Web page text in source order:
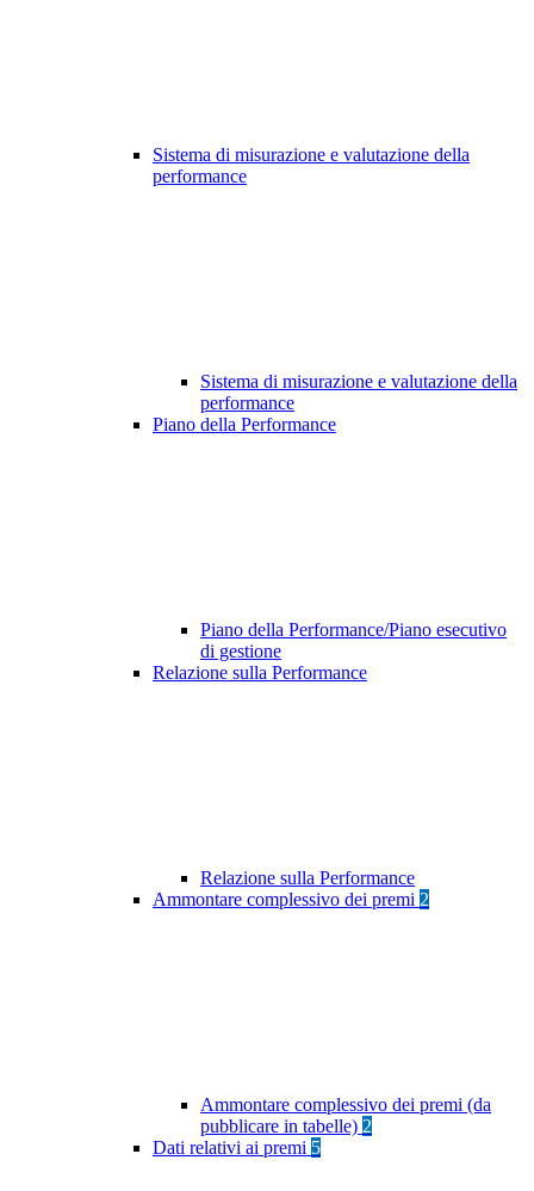
Sistema di misurazione e valutazione della
performance
Sistema di misurazione e valutazione della
performance
Piano della Performance
Piano della Performance/Piano esecutivo
di gestione
Relazione sulla Performance
Relazione sulla Performance
Ammontare complessivo dei premi 2
Ammontare complessivo dei premi (da
pubblicare in tabelle) 2
Dati relativi ai premi 5